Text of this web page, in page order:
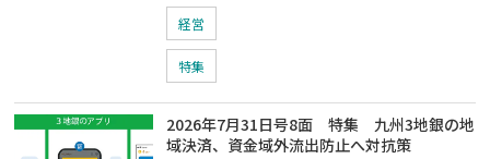
経営
特集
2026年7月31日号8面 特集 九州3地銀の地
域決済、資金域外流出防止へ対抗策